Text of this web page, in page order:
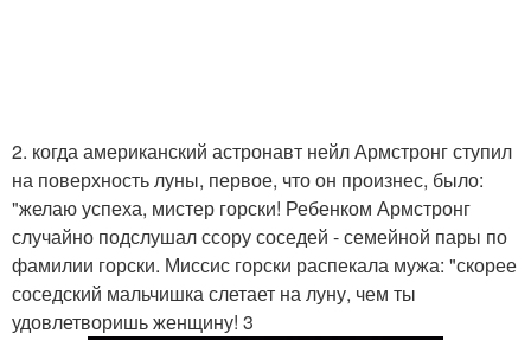
2. когда американский астронавт нейл Армстронг ступил
на поверхность луны, первое, что он произнес, было:
"желаю успеха, мистер горски! Ребенком Армстронг
случайно подслушал ссору соседей - семейной пары по
фамилии горски. Миссис горски распекала мужа: "скорее
соседский мальчишка слетает на луну, чем ты
удовлетворишь женщину! 3